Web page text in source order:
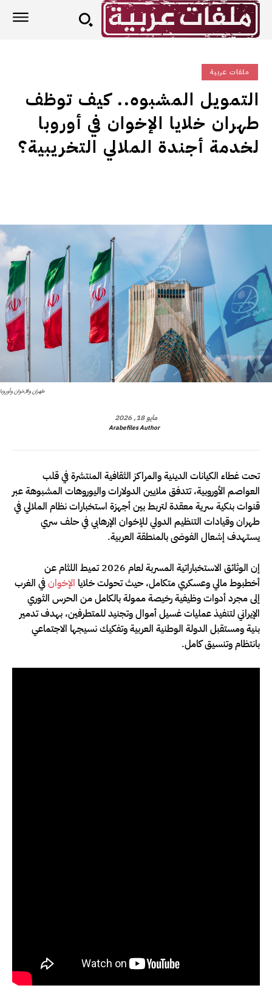
ملفات عربية
التمويل المشبوه.. كيف توظف
طهران خلايا الإخوان في أوروبا
لخدمة أجندة الملالي التخريبية؟
طهران والإخوان وأوروبا
مايو 18, 2026
Arabefiles Author
تحت غطاء الكيانات الدينية والمراكز الثقافية المنتشرة في قلب
العواصم الأوروبية، تتدفق ملايين الدولارات واليوروهات المشبوهة عبر
قنوات بنكية سرية معقدة لتربط بين أجهزة استخبارات نظام الملالي في
طهران وقيادات التنظيم الدولي للإخوان الإرهابي في حلف سري
يستهدف إشعال الفوضى بالمنطقة العربية.
إن الوثائق الاستخباراتية المسربة لعام 2026 تميط اللثام عن
أخطبوط مالي وعسكري متكامل، حيث تحولت خلايا الإخوانفي الغرب
إلى مجرد أدوات وظيفية رخيصة ممولة بالكامل من الحرس الثوري
الإيراني لتنفيذ عمليات غسيل أموال وتجنيد للمتطرفين، بهدف تدمير
بنية ومستقبل الدولة الوطنية العربية وتفكيك نسيجها الاجتماعي
بانتظام وتنسيق كامل.